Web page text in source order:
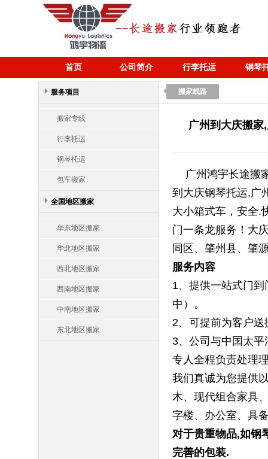
首页 公司简介 行李托运 钢琴
服务项目
搬家专线
行李托运
钢琴托运
包车搬家
全国地区搬家
华东地区搬家
华北地区搬家
西北地区搬家
西南地区搬家
中南地区搬家
东北地区搬家
搬家线路
广州到大庆搬家
广州鸿宇长途搬
到大庆钢琴托运,广
大小箱式车，安全.
门一条龙服务！大
同区、肇州县、肇
服务内容
1、提供一站式门
中）。
2、可提前为客户
3、公司与中国太
专人全程负责处理
我们真诚为您提供
木、现代组合家具
字楼、办公室、具
对于贵重物品,如钢
完善的包装.